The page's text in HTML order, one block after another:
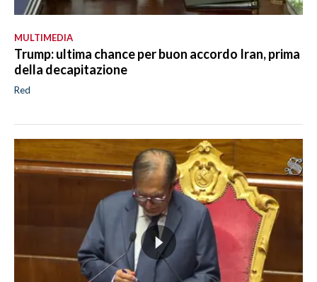
MULTIMEDIA
Trump: ultima chance per buon accordo Iran, prima
della decapitazione
Red